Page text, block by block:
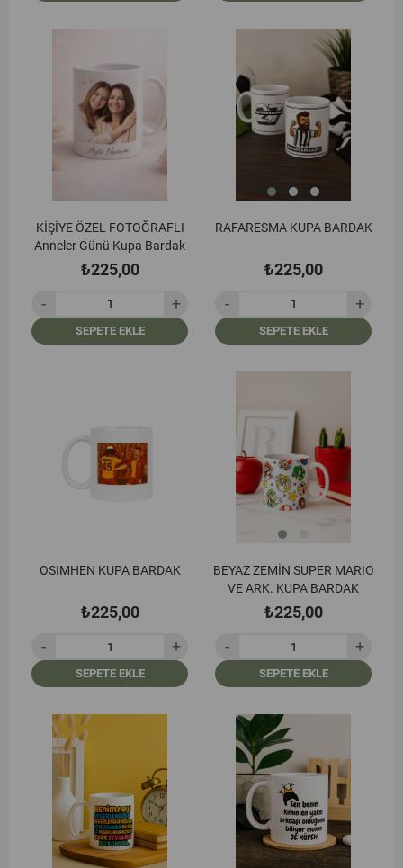
KİŞİYE ÖZEL FOTOĞRAFLI
Anneler Günü Kupa Bardak
₺225,00
SEPETE EKLE
RAFARESMA KUPA BARDAK
₺225,00
SEPETE EKLE
OSIMHEN KUPA BARDAK
₺225,00
SEPETE EKLE
BEYAZ ZEMİN SUPER MARIO
VE ARK. KUPA BARDAK
₺225,00
SEPETE EKLE